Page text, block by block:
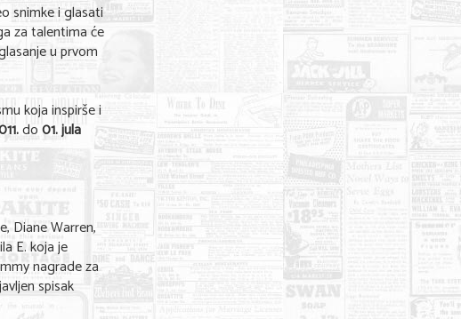
snimke i glasati
za talentima će
u prvom
koja inspirše i
do01. jula
Diane Warren,
E. koja je
nagrade za
spisak